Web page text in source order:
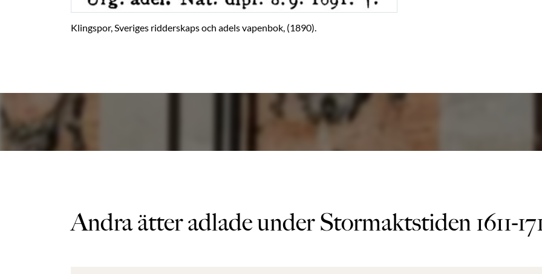
Klingspor, Sveriges ridderskaps och adels vapenbok, (1890).
Andra ätter adlade under Stormaktstiden 1611-